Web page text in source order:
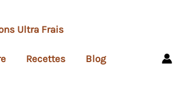
Ultra Frais
Recettes Blog